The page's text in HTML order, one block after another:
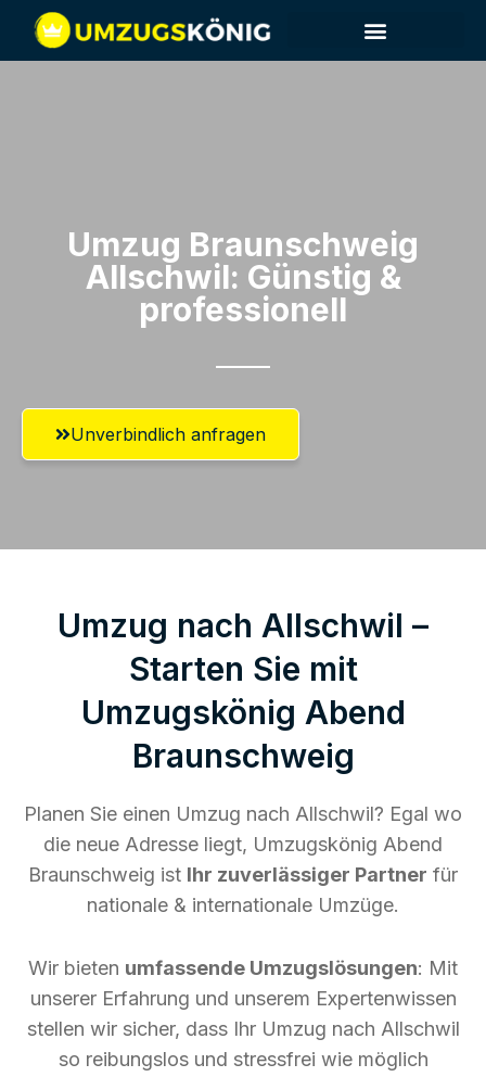
Umzug Braunschweig​
Allschwil: Günstig &
professionell​
Unverbindlich anfragen
Umzug nach Allschwil –
Starten Sie mit
Umzugskönig Abend
Braunschweig
Planen Sie einen Umzug nach Allschwil? Egal wo
die neue Adresse liegt, Umzugskönig Abend
Braunschweig ist Ihr zuverlässiger Partner für
nationale & internationale Umzüge.
Wir bieten umfassende Umzugslösungen: Mit
unserer Erfahrung und unserem Expertenwissen
stellen wir sicher, dass Ihr Umzug nach Allschwil
so reibungslos und stressfrei wie möglich